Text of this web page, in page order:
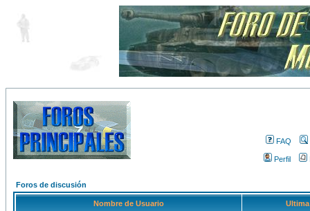
FAQ
Perfil
Foros de discusión
Nombre de Usuario